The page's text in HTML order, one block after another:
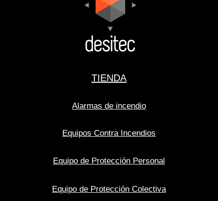
TIENDA
Alarmas de incendio
Equipos Contra Incendios
Equipo de Protección Personal
Equipo de Protección Colectiva